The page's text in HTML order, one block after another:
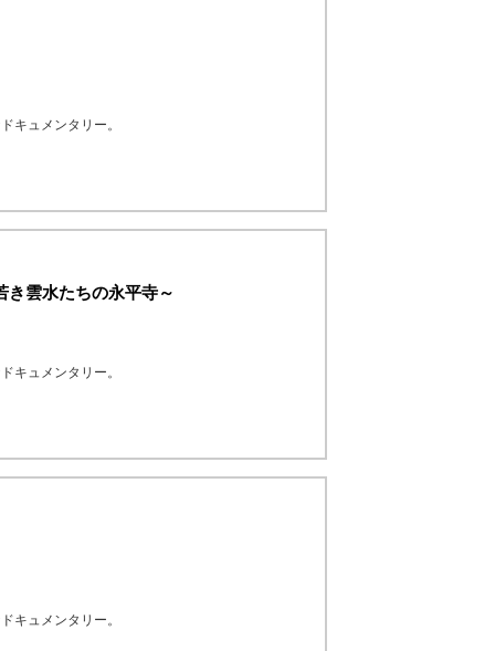
キュメンタリー。
雲水たちの永平寺～
キュメンタリー。
キュメンタリー。